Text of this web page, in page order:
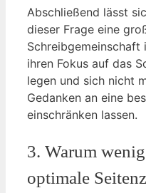
Abschließend lässt
dieser Frage eine
Schreibgemeinschaft
ihren Fokus auf das
legen und sich nicht
Gedanken an eine
einschränken lassen.
3. Warum
optimale